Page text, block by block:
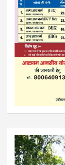
Video
Player